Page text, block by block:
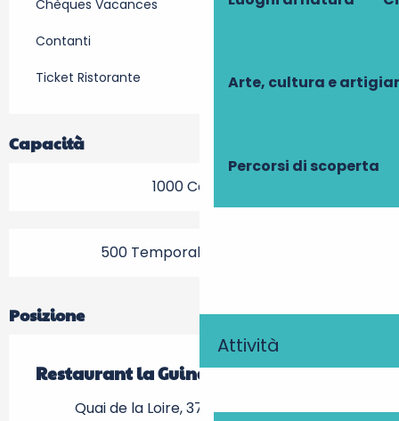
Arte, cultura e
Percorsi di scoperta
Attività
Chèques Vacances
Contanti
Ticket Ristorante
Capacità
1000 Coperto
500 Temporale (s) Terrazza
Posizione
Restaurant la Guinguette de Lulu parc
Quai de la Loire, 37210 Rochecorbon